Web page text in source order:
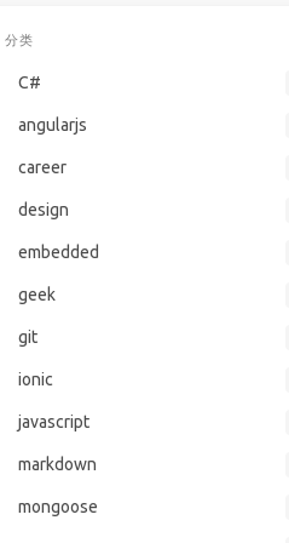
分类
C#
angularjs
career
design
embedded
geek
git
ionic
javascript
markdown
mongoose